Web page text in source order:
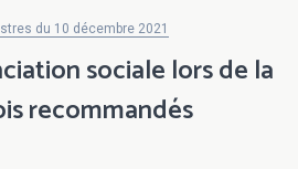
du 10 décembre 2021
sociale lors de la
recommandés